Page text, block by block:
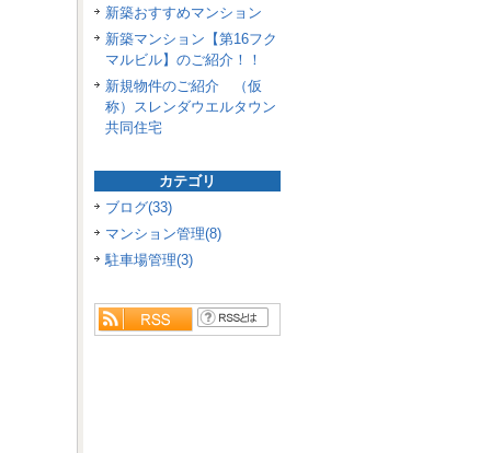
新築おすすめマンション
新築マンション【第16フク
マルビル】のご紹介！！
新規物件のご紹介 （仮
称）スレンダウエルタウン
共同住宅
カテゴリ
ブログ(33)
マンション管理(8)
駐車場管理(3)